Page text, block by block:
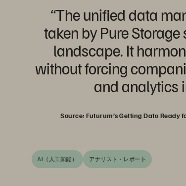
“The unified data
taken by Pure
landscape. It
without forcing
and analytics
Source: Futurum’s Getting Data Ready
AI（人工知能） アナリスト・レポート